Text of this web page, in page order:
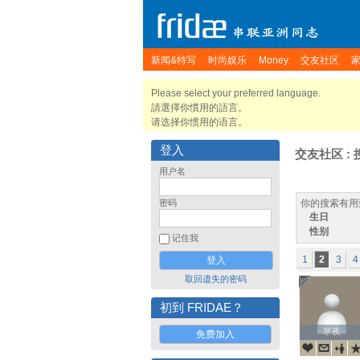
新闻&特写 时尚娱乐 Money 交友社区
Please select your preferred language.
請選擇你慣用的語言。
请选择你惯用的语言。
登入
用户名
密码
记住我
取回遗失的密码
初到 FRIDAE？
免费加入
交友社区 :
你的搜索有
生日
性别
1 2 3 4
寒夜
寒夜